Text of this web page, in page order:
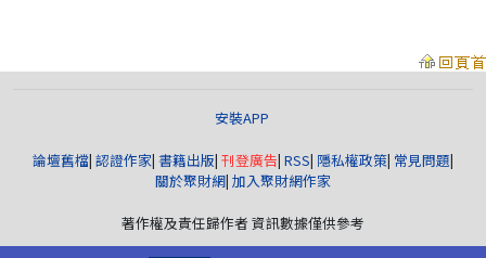
安裝APP
論壇舊檔| 認證作家| 書籍出版| 刊登廣告| RSS| 隱私權政策| 常見問題|
關於聚財網| 加入聚財網作家
著作權及責任歸作者 資訊數據僅供參考